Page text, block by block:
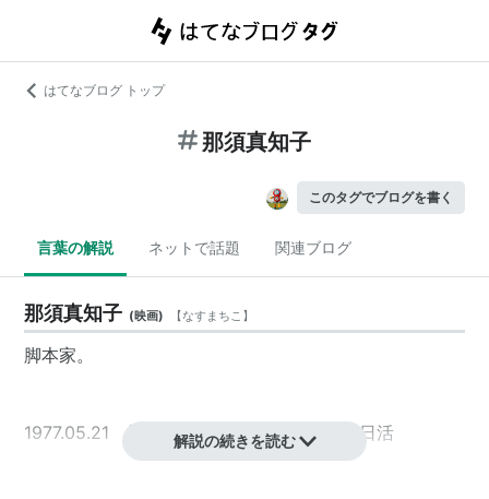
はてなブログ トップ
那須真知子
このタグでブログを書く
言葉の解説 ネットで話題 関連ブログ
那須真知子 (映画) 【なすまちこ 】
脚本家。
1977.05.21 横須賀男狩り 少女・悦楽 日活
1977.09.03 襲られる 日活
解説の続きを読む